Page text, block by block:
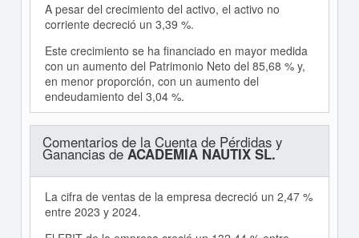
A pesar del crecimiento del activo, el activo no
corriente decreció un 3,39 %.
Este crecimiento se ha financiado en mayor medida
con un aumento del Patrimonio Neto del 85,68 % y,
en menor proporción, con un aumento del
endeudamiento del 3,04 %.
Comentarios de la Cuenta de Pérdidas y
Ganancias deACADEMIA NAUTIX SL.
La cifra de ventas de la empresa decreció un 2,47 %
entre 2023 y 2024.